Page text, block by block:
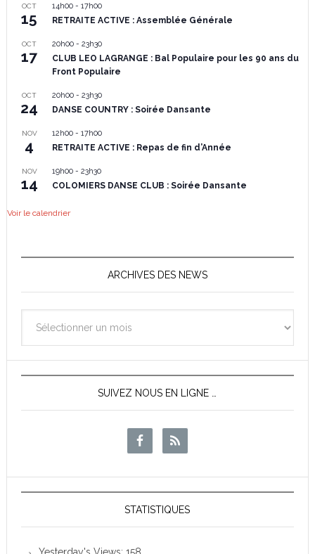
OCT
15
14h00- 17h00
RETRAITE ACTIVE : Assemblée Générale
OCT
17
20h00- 23h30
CLUB LEO LAGRANGE : Bal Populaire pour les 90 ans du
Front Populaire
OCT
24
20h00- 23h30
DANSE COUNTRY : Soirée Dansante
NOV
4
12h00- 17h00
RETRAITE ACTIVE : Repas de fin d’Année
NOV
14
19h00- 23h30
COLOMIERS DANSE CLUB : Soirée Dansante
Voir le calendrier
ARCHIVES DES NEWS
des
News
SUIVEZ NOUS EN LIGNE …
STATISTIQUES